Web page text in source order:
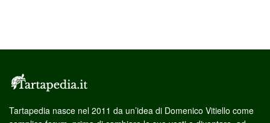
Tartapedia nasce nel 2011 da un’idea di Domenico Vitiello come